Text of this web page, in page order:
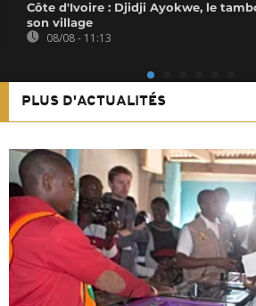
Côte d'Ivoire : Djidji Ayokwe, le
son village
08/08 - 11:13
PLUS D'ACTUALITÉS